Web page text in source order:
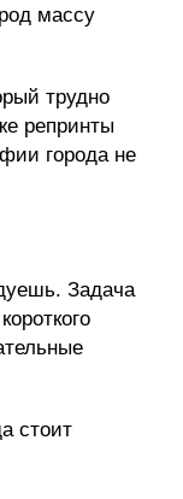
массу
трудно
репринты
города не
Задача
стоит